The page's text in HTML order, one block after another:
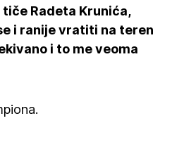
Radeta Krunića,
i ranije vratiti na teren
i to me veoma